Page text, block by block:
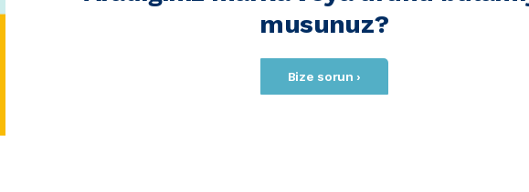
musunuz?
Bize sorun ›